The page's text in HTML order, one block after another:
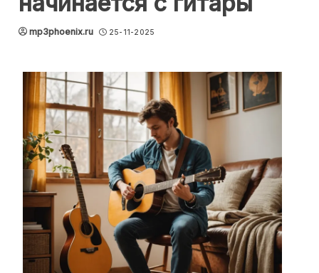
mp3phoenix.ru 25-11-2025